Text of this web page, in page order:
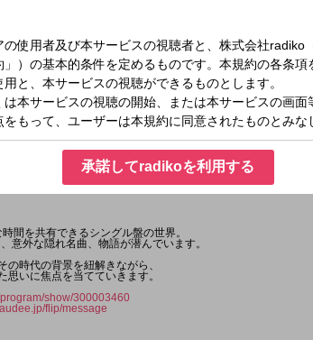
～11:55
でも恋をして！～
間を共有できるシングル盤の世界。
意外な隠れ名曲、物語が潜んでいます。
時代の背景を紐解きながら、
いに焦点を当てていきます。
show/300003460
flip/message
承諾してradikoを利用する